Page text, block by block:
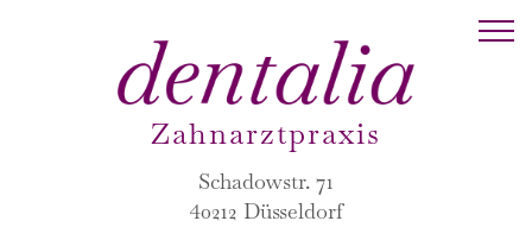
Zahnarztpraxis
Schadowstr. 71
40212 Düsseldorf